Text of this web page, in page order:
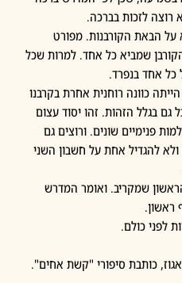
לזכות בברכה.
על הבאת הקורבנות. מפורט
שמביא כל אחד. למרות שכל
כל אחד בנפרד.
כוונה רוחנית אחרת בקרבנו
בגלל הזהות. זהו יסוד עצום
פנימיים שונים. ורוצים גם
להגדיל אחת על חשבון השני
שמקריב. ואומר המדרש
ראשון.
לפני כולם.
כותבת סיפורי "קשת אחים".